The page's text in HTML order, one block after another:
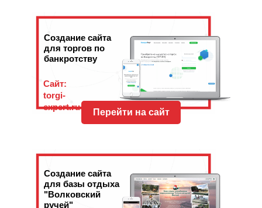
Создание сайта
для торгов по
банкротству
Создание сайта
для базы отдыха
"Волковский
ручей"
Перейти на сайт
Сайт:
torgi-
expert.ru